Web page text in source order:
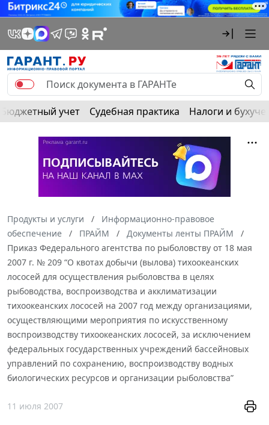
Бюджетный учет Судебная практика Налоги и
Продукты и услуги
Информационно-правовое
обеспечение
ПРАЙМ
Документы ленты ПРАЙМ
Приказ Федерального агентства по рыболовству от 18 мая
2007 г. № 209 “О квотах добычи (вылова) тихоокеанских
лососей для осуществления рыболовства в целях
рыбоводства, воспроизводства и акклиматизации
тихоокеанских лососей на 2007 год между организациями,
осуществляющими мероприятия по искусственному
воспроизводству тихоокеанских лососей, за исключением
федеральных государственных учреждений бассейновых
управлений по сохранению, воспроизводству водных
биологических ресурсов и организации рыболовства”
11 июля 2007